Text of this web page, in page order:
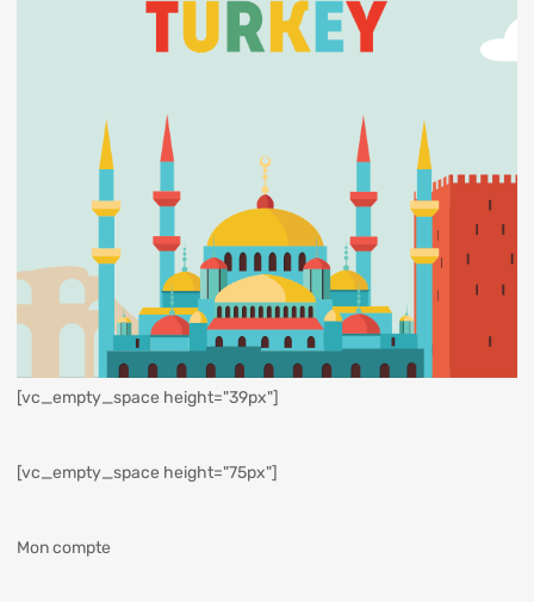
[vc_empty_space height="39px"]
[vc_empty_space height="75px"]
Mon compte